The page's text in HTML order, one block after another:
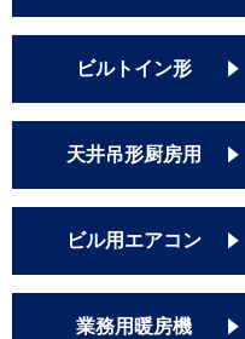
ビルトイン形
天井吊形厨房用
ビル用エアコン
業務用暖房機